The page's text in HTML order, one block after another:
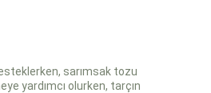
sarımsak tozu
yardımcı olurken, tarçın